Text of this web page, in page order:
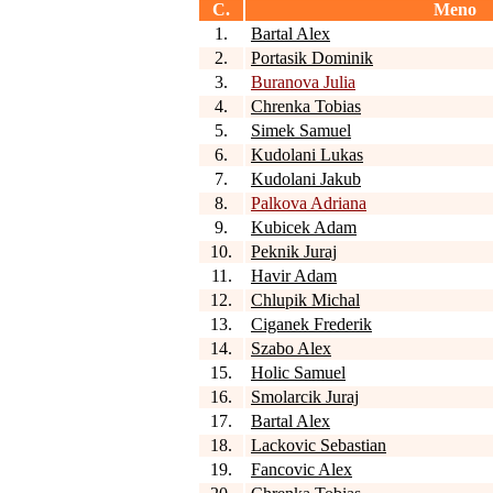
C.
Meno
1.
Bartal Alex
2.
Portasik Dominik
3.
Buranova Julia
4.
Chrenka Tobias
5.
Simek Samuel
6.
Kudolani Lukas
7.
Kudolani Jakub
8.
Palkova Adriana
9.
Kubicek Adam
10.
Peknik Juraj
11.
Havir Adam
12.
Chlupik Michal
13.
Ciganek Frederik
14.
Szabo Alex
15.
Holic Samuel
16.
Smolarcik Juraj
17.
Bartal Alex
18.
Lackovic Sebastian
19.
Fancovic Alex